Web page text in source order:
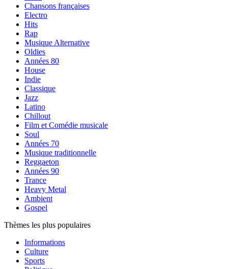
Chansons françaises
Electro
Hits
Rap
Musique Alternative
Oldies
Années 80
House
Indie
Classique
Jazz
Latino
Chillout
Film et Comédie musicale
Soul
Années 70
Musique traditionnelle
Reggaeton
Années 90
Trance
Heavy Metal
Ambient
Gospel
Thèmes les plus populaires
Informations
Culture
Sports